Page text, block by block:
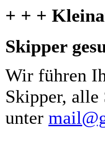
+ + +
Skipper
Wir führen
Skipper,
unter